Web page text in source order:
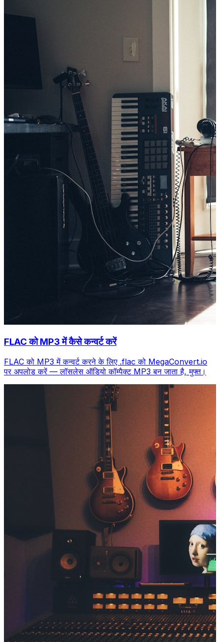
FLAC को MP3 में कैसे कन्वर्ट करें
FLAC को MP3 में कन्वर्ट करने के लिए .flac को MegaConvert.io
पर अपलोड करें — लॉसलेस ऑडियो कॉम्पैक्ट MP3 बन जाता है, मुफ्त।